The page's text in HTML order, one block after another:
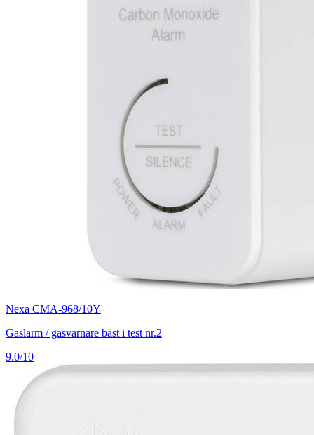
Nexa CMA-968/10Y
Gaslarm / gasvarnare bäst i test nr.2
9.0/10